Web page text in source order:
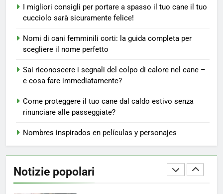
I migliori consigli per portare a spasso il tuo cane il tuo
cucciolo sarà sicuramente felice!
Nomi di cani femminili corti: la guida completa per
scegliere il nome perfetto
Sai riconoscere i segnali del colpo di calore nel cane –
e cosa fare immediatamente?
Come proteggere il tuo cane dal caldo estivo senza
rinunciare alle passeggiate?
Nombres inspirados en películas y personajes
Notizie popolari
8
Un neonato in arrivo: Come
membro della famiglia.
CONSIGLI PER I PROPRIETARI DI CANI
1
Non solo giochi: L’importanza
dell’intelligenza emotiva dei
bambini.
CONSIGLI PER I PROPRIETARI DI CANI
2
nelle diverse fasce d’età.
CONSIGLI PER I PROPRIETARI DI CANI